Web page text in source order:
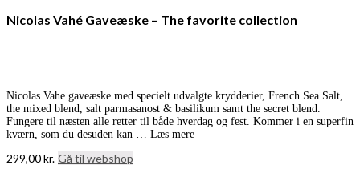
Nicolas Vahé Gaveæske – The favorite collection
Nicolas Vahe gaveæske med specielt udvalgte krydderier, French Sea Salt,
the mixed blend, salt parmasanost & basilikum samt the secret blend.
Fungere til næsten alle retter til både hverdag og fest. Kommer i en superfin
kværn, som du desuden kan … Læs mere
299,00kr. Gå til webshop